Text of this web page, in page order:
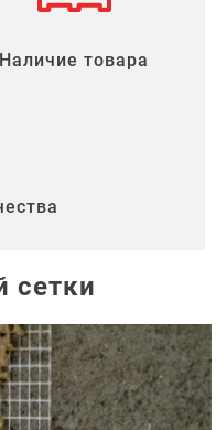
Наличие товара
сетки